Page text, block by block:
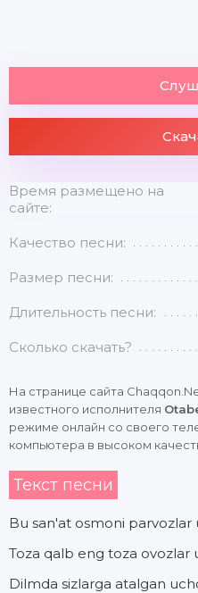
Время размещено на
сайте:
Качество песни:
Размер песни:
Длительность песни:
Сколько скачать?
На странице сайта
известного исполнителя
режиме онлайн со своего
компьютера в высоком
Текст песни
Bu san'at osmoni parvozlar
Toza qalb eng toza ovozlar
Dilmda sizlarga atalgan